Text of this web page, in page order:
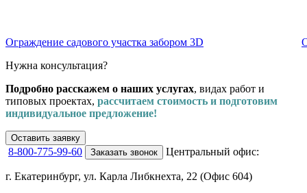
Ограждение садового участка забором 3D
Нужна консультация?
Подробно расскажем о наших услугах, видах работ и
типовых проектах, рассчитаем стоимость и подготовим
индивидуальное предложение!
Оставить заявку
8-800-775-99-60 Заказать звонок Центральный офис:
г. Екатеринбург, ул. Карла Либкнехта, 22 (Офис 604)